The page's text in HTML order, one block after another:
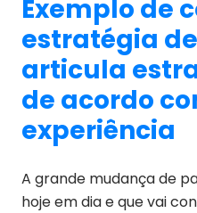
Exemplo de
estratégia de
articula
de acordo
experiência
A grande mudança de
hoje em dia e que vai